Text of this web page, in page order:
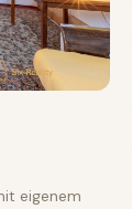
eigenem